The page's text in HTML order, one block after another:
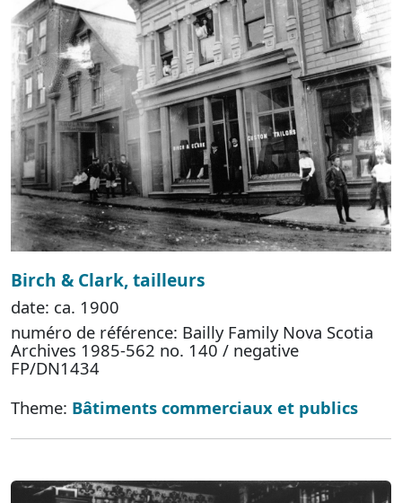
Birch & Clark, tailleurs
date: ca. 1900
numéro de référence: Bailly Family Nova Scotia
Archives 1985-562 no. 140 / negative
FP/DN1434
Theme: Bâtiments commerciaux et publics